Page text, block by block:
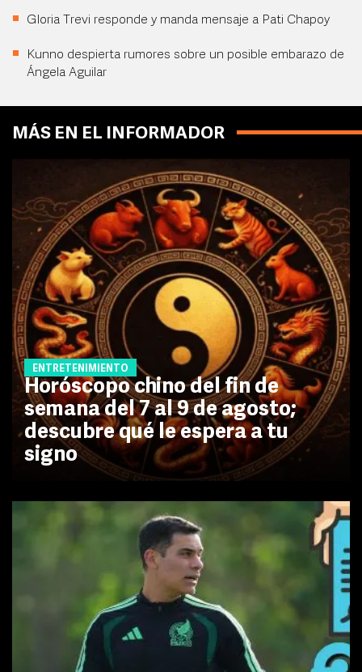
Gloria Trevi responde y manda mensaje a Pati Chapoy
Kunno despierta rumores sobre un posible embarazo de
Ángela Aguilar
MÁS EN EL INFORMADOR
ENTRETENIMIENTO
Horóscopo chino del fin de
semana del 7 al 9 de agosto;
descubre qué le espera a tu
signo